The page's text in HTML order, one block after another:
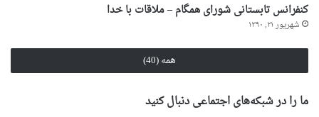
کنفرانس تابستانی شورای همگام – ملاقات با خدا
شهریور ۲۱, ۱۳۹۰
همه (40)
ما را در شبکه‌های اجتماعی دنبال کنید